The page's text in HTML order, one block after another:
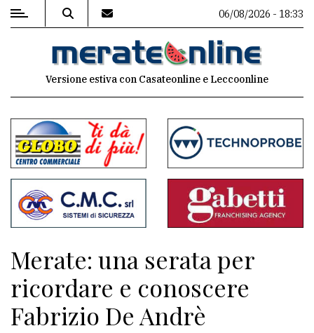
MENU
commenti
Contenuti
del
sito
Associazioni
Meteo
06/08/2026 - 18:33
Versione estiva con Casateonline e Leccoonline
Merate: una serata per
ricordare e conoscere
Fabrizio De Andrè